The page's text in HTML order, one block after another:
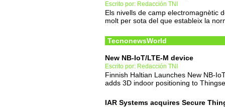
Escrito por: Redacción TNI
Els nivells de camp electromagnètic
molt per sota del que estableix la
TecnonewsWorld
New NB-IoT/LTE-M device
Escrito por: Redacción TNI
Finnish Haltian Launches New NB-
adds 3D indoor positioning to
IAR Systems acquires Secure